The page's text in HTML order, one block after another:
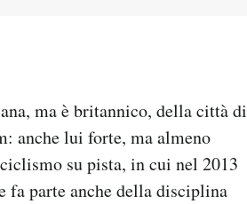
ma è britannico, della città di
anche lui forte, ma almeno
su pista, in cui nel 2013
fa parte anche della disciplina